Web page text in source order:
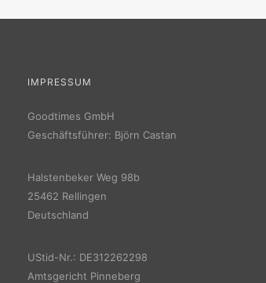
IMPRESSUM
Goodtimes GmbH
Geschäftsführer: Björn Castan
Halstenbeker Weg 98b
25462 Rellingen
Deutschland
UStid-Nr.: DE312262298
Amtsgericht Pinneberg